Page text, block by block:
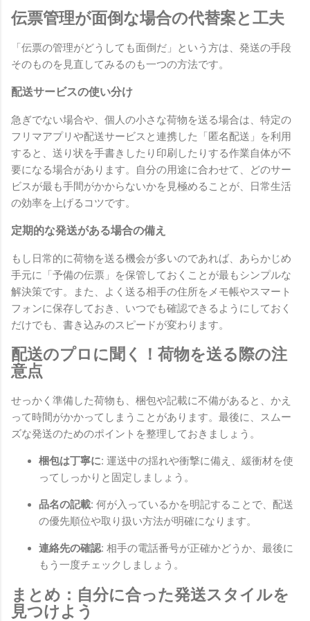
伝票管理が面倒な場合の代替案と工夫
「伝票の管理がどうしても面倒だ」という方は、発送の手段
そのものを見直してみるのも一つの方法です。
配送サービスの使い分け
急ぎでない場合や、個人の小さな荷物を送る場合は、特定の
フリマアプリや配送サービスと連携した「匿名配送」を利用
すると、送り状を手書きしたり印刷したりする作業自体が不
要になる場合があります。自分の用途に合わせて、どのサー
ビスが最も手間がかからないかを見極めることが、日常生活
の効率を上げるコツです。
定期的な発送がある場合の備え
もし日常的に荷物を送る機会が多いのであれば、あらかじめ
手元に「予備の伝票」を保管しておくことが最もシンプルな
解決策です。また、よく送る相手の住所をメモ帳やスマート
フォンに保存しておき、いつでも確認できるようにしておく
だけでも、書き込みのスピードが変わります。
配送のプロに聞く！荷物を送る際の注
意点
せっかく準備した荷物も、梱包や記載に不備があると、かえ
って時間がかかってしまうことがあります。最後に、スムー
ズな発送のためのポイントを整理しておきましょう。
梱包は丁寧に: 運送中の揺れや衝撃に備え、緩衝材を使
ってしっかりと固定しましょう。
品名の記載: 何が入っているかを明記することで、配送
の優先順位や取り扱い方法が明確になります。
連絡先の確認: 相手の電話番号が正確かどうか、最後に
もう一度チェックしましょう。
まとめ：自分に合った発送スタイルを
見つけよう